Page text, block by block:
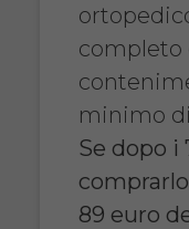
completo
minimo
Se dopo i
89 euro